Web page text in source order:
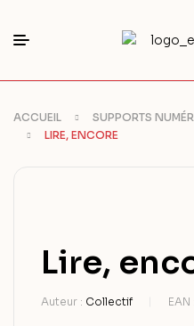
ACCUEIL SUPPORTS
LIRE, ENCORE
Lire,
Auteur : Collectif EAN :